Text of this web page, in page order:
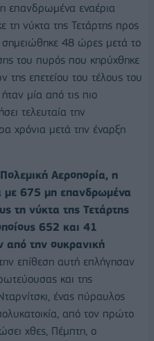
επανδρωμένα εναέρια
τη νύκτα της Τετάρτης προς
48 ώρες μετά το
του πυρός που κηρύχθηκε
επετείου του τέλους του
μία από τις πιο
τελευταία την
χρόνια μετά την έναρξη
Αεροπορία, η
με 675 μη επανδρωμένα
τη νύκτα της Τετάρτης
652 και 41
από την ουκρανική
επίθεση αυτή επλήγησαν
και της
ένας πύραυλος
από τον πρώτο
χθες, Πέμπτη, ο